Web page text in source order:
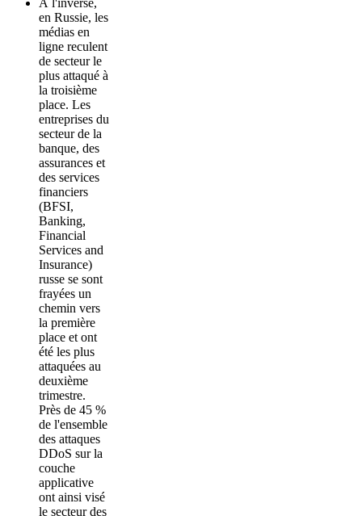
À l'inverse,
en Russie, les
médias en
ligne reculent
de secteur le
plus attaqué à
la troisième
place. Les
entreprises du
secteur de la
banque, des
assurances et
des services
financiers
(BFSI,
Banking,
Financial
Services and
Insurance)
russe se sont
frayées un
chemin vers
la première
place et ont
été les plus
attaquées au
deuxième
trimestre.
Près de 45 %
de l'ensemble
des attaques
DDoS sur la
couche
applicative
ont ainsi visé
le secteur des